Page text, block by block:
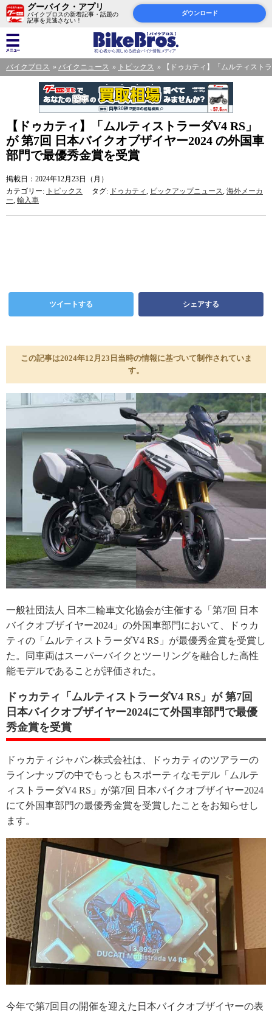
グーバイク・アプリ
バイクブロスの新着記事・話題の
記事を見逃さない！
ダウンロード
バイクブロス バイクニュース トピックス 【ドゥカティ】「ムルティスト
【ドゥカティ】「ムルティストラーダV4 RS」
が 第7回 日本バイクオブザイヤー2024 の外国車
部門で最優秀金賞を受賞
掲載日：2024年12月23日（月）
カテゴリー: トピックス タグ: ドゥカティ, ピックアップニュース, 海外メーカ
ー, 輸入車
ツイートする シェアする
この記事は2024年12月23日当時の情報に基づいて制作されていま
す。
一般社団法人 日本二輪車文化協会が主催する「第7回 日本
バイクオブザイヤー2024」の外国車部門において、ドゥカ
ティの「ムルティストラーダV4 RS」が最優秀金賞を受賞し
た。同車両はスーパーバイクとツーリングを融合した高性
能モデルであることが評価された。
ドゥカティ「ムルティストラーダV4 RS」が 第7回
日本バイクオブザイヤー2024にて外国車部門で最優
秀金賞を受賞
ドゥカティジャパン株式会社は、ドゥカティのツアラーの
ラインナップの中でもっともスポーティなモデル「ムルテ
ィストラーダV4 RS」が第7回 日本バイクオブザイヤー2024
にて外国車部門の最優秀金賞を受賞したことをお知らせし
ます。
今年で第7回目の開催を迎えた日本バイクオブザイヤーの表